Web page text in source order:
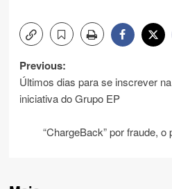
Post
navigation
Previous:
Últimos dias para se inscrever
iniciativa do Grupo EP
“ChargeBack” por fraude,